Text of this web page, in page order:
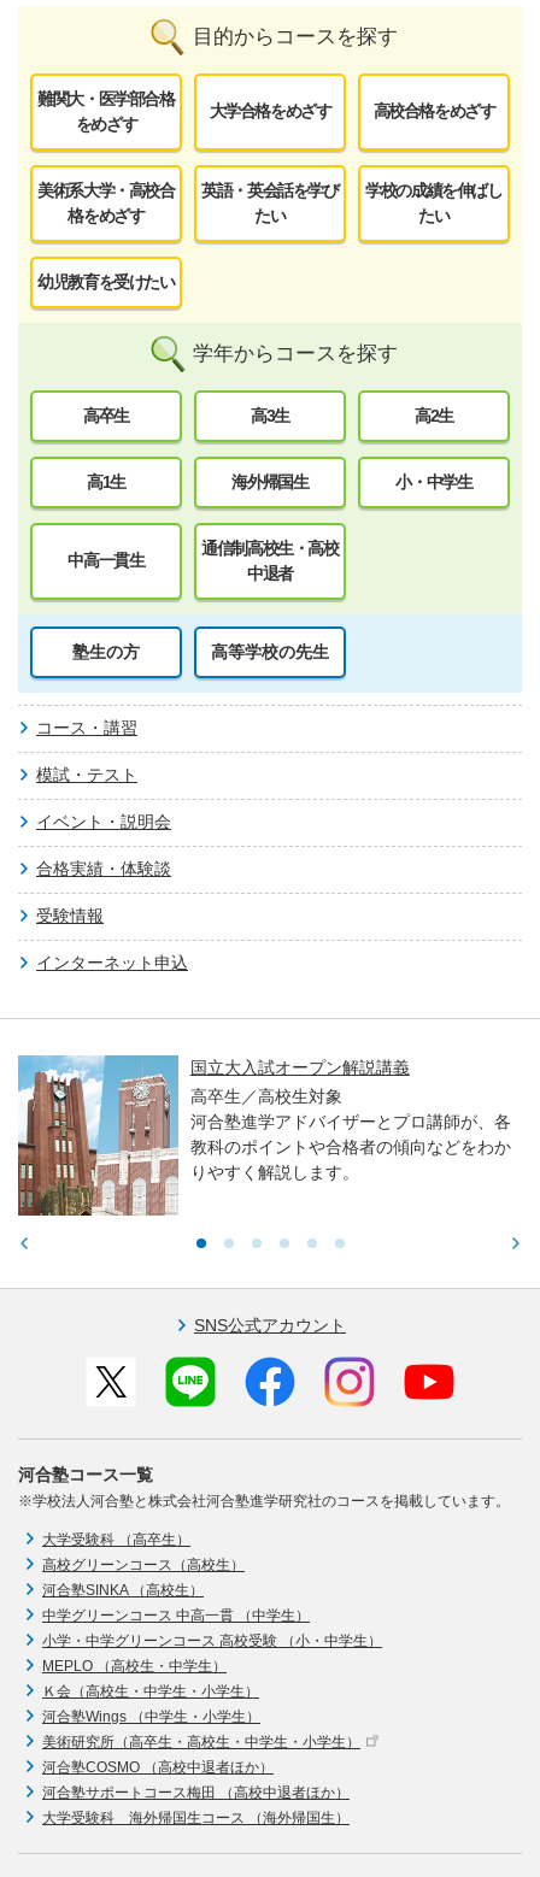
目的からコースを探す
難関大・医学部合格
をめざす
大学合格をめざす 高校合格をめざす
美術系大学・高校合
格をめざす
英語・英会話を学び
たい
学校の成績を伸ばし
たい
幼児教育を受けたい
学年からコースを探す
高卒生 高3生 高2生
高1生 海外帰国生 小・中学生
中高一貫生
通信制高校生・高校
中退者
塾生の方 高等学校の先生
コース・講習
模試・テスト
イベント・説明会
合格実績・体験談
受験情報
インターネット申込
国立大入試オープン解説講義
高卒生／高校生対象
河合塾進学アドバイザーとプロ講師が、各
教科のポイントや合格者の傾向などをわか
りやすく解説します。
SNS公式アカウント
河合塾コース一覧
※学校法人河合塾と株式会社河合塾進学研究社のコースを掲載しています。
大学受験科 （高卒生）
高校グリーンコース（高校生）
河合塾SINKA （高校生）
中学グリーンコース 中高一貫 （中学生）
小学・中学グリーンコース 高校受験 （小・中学生）
MEPLO （高校生・中学生）
Ｋ会（高校生・中学生・小学生）
河合塾Wings （中学生・小学生）
美術研究所（高卒生・高校生・中学生・小学生）
河合塾COSMO （高校中退者ほか）
河合塾サポートコース梅田 （高校中退者ほか）
大学受験科 海外帰国生コース （海外帰国生）